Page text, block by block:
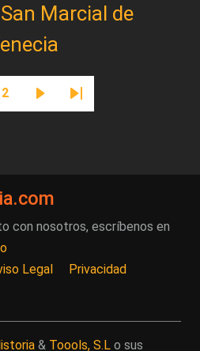
Marcial de
actual
Página
2
Siguiente página
Última página
con nosotros, escríbenos en
Legal Privacidad
& Toools, S.L o sus